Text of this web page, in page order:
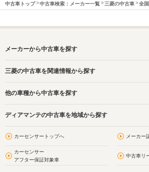
中古車トップ 中古車検索：メーカー一覧 三菱の中古車 全
メーカーから中古車を探す
三菱の中古車を関連情報から探す
他の車種から中古車を探す
ディアマンテの中古車を地域から探す
カーセンサートップへ メーカー
カーセンサー
アフター保証対象車
中古車リ